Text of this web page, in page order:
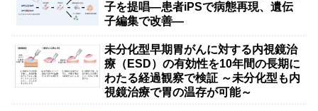
子を提唱―患者iPSで病態再現、遺伝
子編集で改善―
未分化型早期胃がんに対する内視鏡治
療（ESD）の有効性を10年間の長期に
わたる経過観察で検証 ～未分化型も内
視鏡治療で胃の温存が可能～